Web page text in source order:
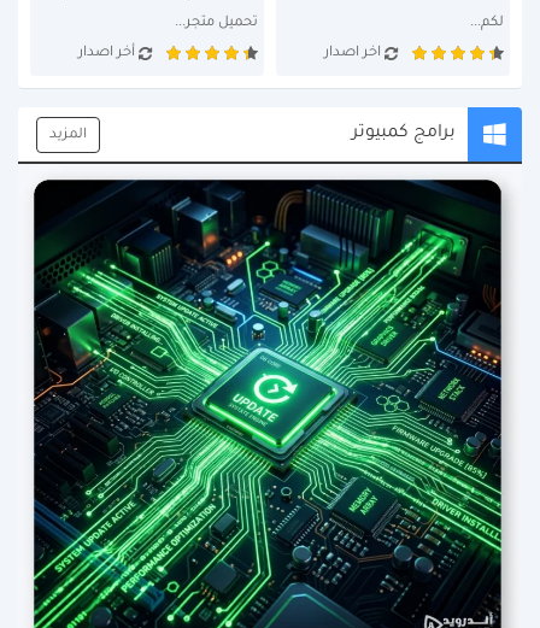
لكم...
اخر اصدار
تحميل متجر...
أخر اصدار
برامج كمبيوتر المزيد